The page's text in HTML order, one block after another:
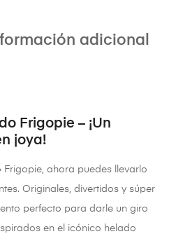
adicional
Frigopie – ¡Un
joya!
ahora puedes llevarlo
Originales, divertidos y súper
perfecto para darle un giro
en el icónico helado